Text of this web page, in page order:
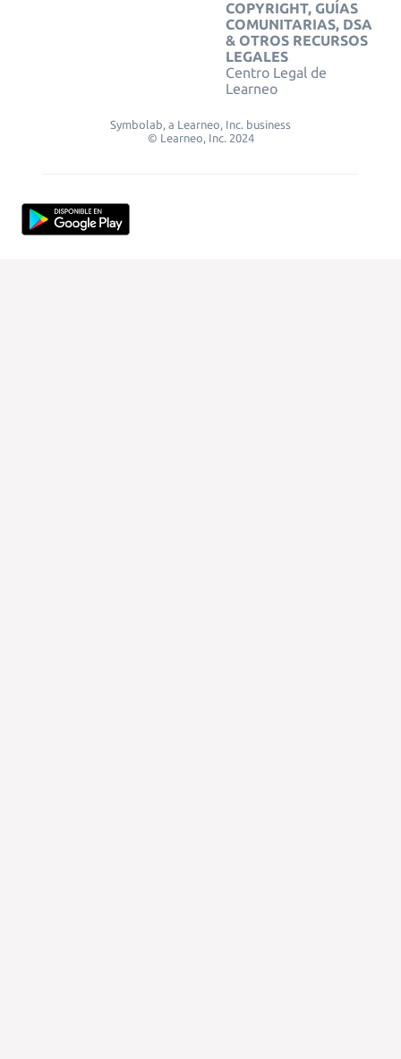
COPYRIGHT, GUÍAS
COMUNITARIAS, DSA
& OTROS RECURSOS
LEGALES
Centro Legal de
Learneo
Symbolab, a Learneo, Inc. business
© Learneo, Inc. 2024